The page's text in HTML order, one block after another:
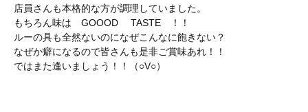
店員さんも本格的な方が調理していました。
もちろん味は GOOOD TASTE ！！
ルーの具も全然ないのになぜこんなに飽きない？
なぜか癖になるので皆さんも是非ご賞味あれ！！
ではまた逢いましょう！！（○V○）